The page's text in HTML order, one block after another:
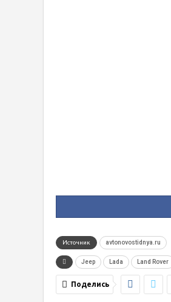
Источник avtonovostidnya.ru
Jeep Lada Land Rover
Поделись